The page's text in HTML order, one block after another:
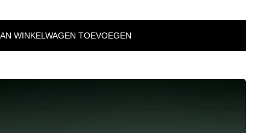
WINKELWAGEN TOEVOEGEN